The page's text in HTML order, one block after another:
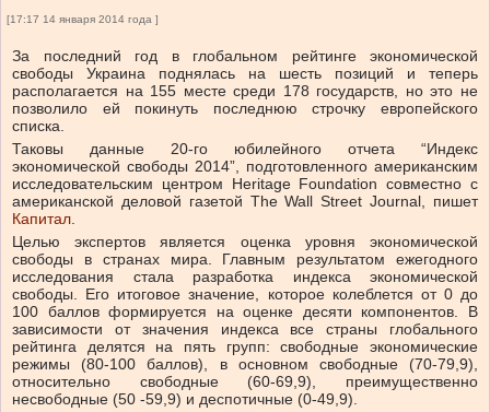
[17:17 14 января 2014 года ]
За последний год в глобальном рейтинге экономической
свободы Украина поднялась на шесть позиций и теперь
располагается на 155 месте среди 178 государств, но это не
позволило ей покинуть последнюю строчку европейского
списка.
Таковы данные 20-го юбилейного отчета “Индекс
экономической свободы 2014”, подготовленного американским
исследовательским центром Heritage Foundation совместно с
американской деловой газетой The Wall Street Journal, пишет
Капитал.
Целью экспертов является оценка уровня экономической
свободы в странах мира. Главным результатом ежегодного
исследования стала разработка индекса экономической
свободы. Его итоговое значение, которое колеблется от 0 до
100 баллов формируется на оценке десяти компонентов. В
зависимости от значения индекса все страны глобального
рейтинга делятся на пять групп: свободные экономические
режимы (80-100 баллов), в основном свободные (70-79,9),
относительно свободные (60-69,9), преимущественно
несвободные (50 -59,9) и деспотичные (0-49,9).